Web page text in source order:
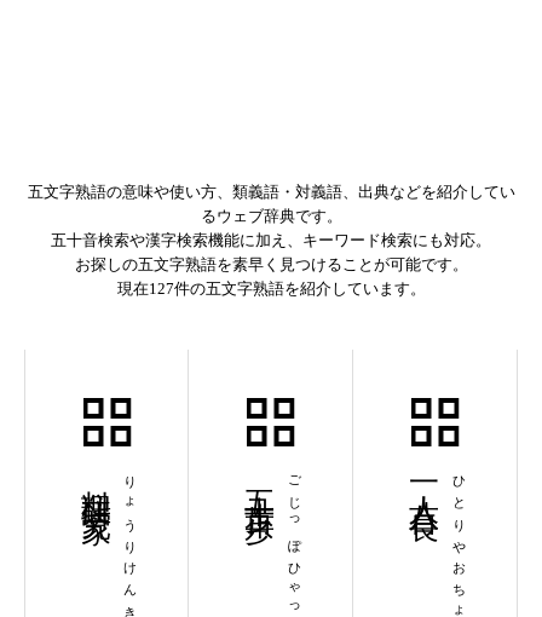
五文字熟語の意味や使い方、類義語・対義語、出典などを紹介してい
るウェブ辞典です。
五十音検索や漢字検索機能に加え、キーワード検索にも対応。
お探しの五文字熟語を素早く見つけることが可能です。
現在127件の五文字熟語を紹介しています。
ごじっぽひゃっぽ ひとりやおちょう
一人八百長